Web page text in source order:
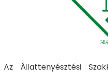
Az Állattenyésztési